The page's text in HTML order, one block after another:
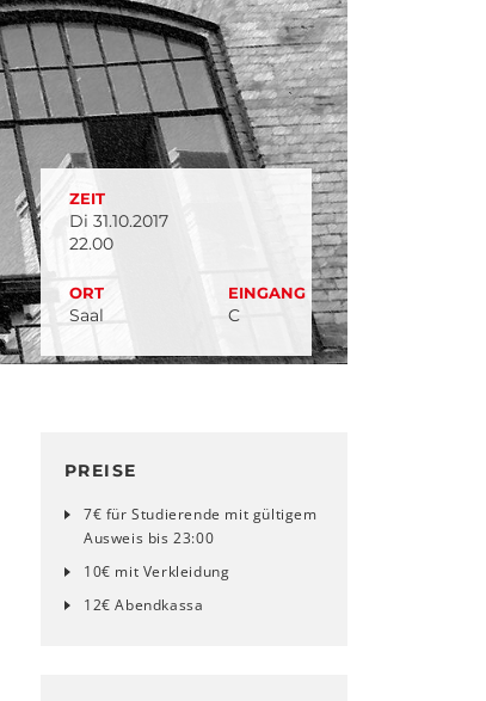
ZEIT
Di 31.10.2017
22.00
ORT
Saal
EINGANG
C
PREISE
7€ für Studierende mit gültigem
Ausweis bis 23:00
10€ mit Verkleidung
12€ Abendkassa